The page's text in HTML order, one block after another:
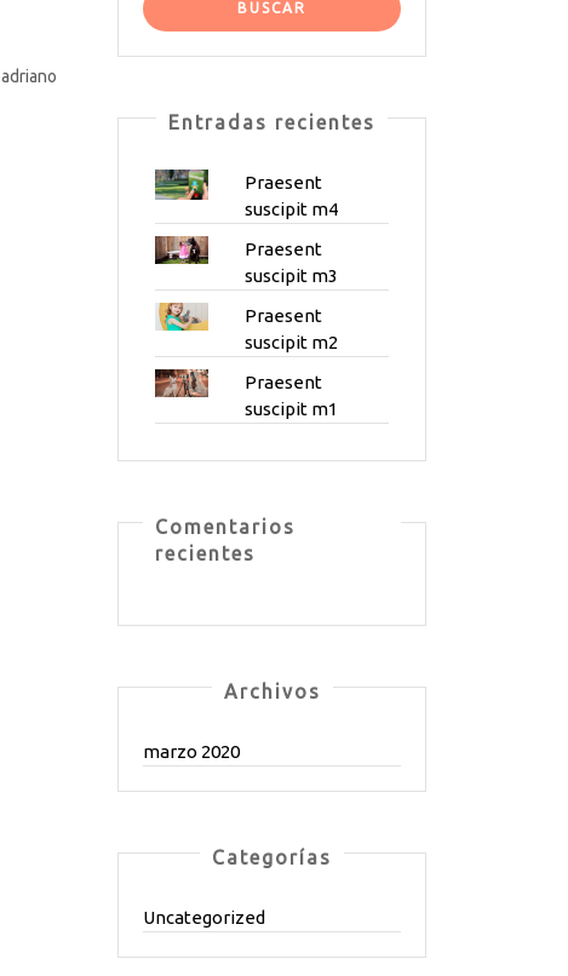
adriano
Entradas recientes
Praesent
suscipit m4
Praesent
suscipit m3
Praesent
suscipit m2
Praesent
suscipit m1
Comentarios
recientes
Archivos
marzo 2020
Categorías
Uncategorized